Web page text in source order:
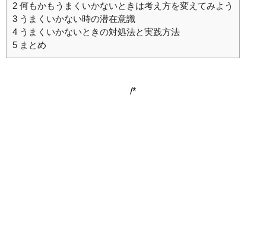
2 何もかもうまくいかないときは考え方を変えてみよう
3 うまくいかない時の潜在意識
4 うまくいかないときの対処法と実践方法
5 まとめ
/*